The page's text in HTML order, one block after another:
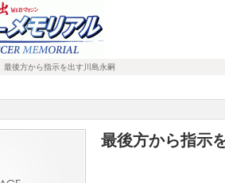
最後方から指示を出す川島永嗣
最後方から指示